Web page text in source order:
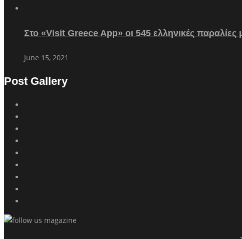
Στο «Visit Greece App» οι 545 ελληνικές παραλίες
June 15, 2021
Post Gallery